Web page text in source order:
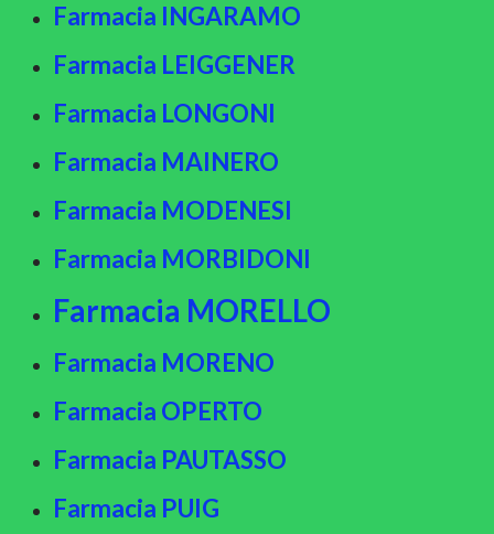
Farmacia INGARAMO
Farmacia LEIGGENER
Farmacia LONGONI
Farmacia MAINERO
Farmacia MODENESI
Farmacia MORBIDONI
Farmacia MORELLO
Farmacia MORENO
Farmacia OPERTO
Farmacia PAUTASSO
Farmacia PUIG